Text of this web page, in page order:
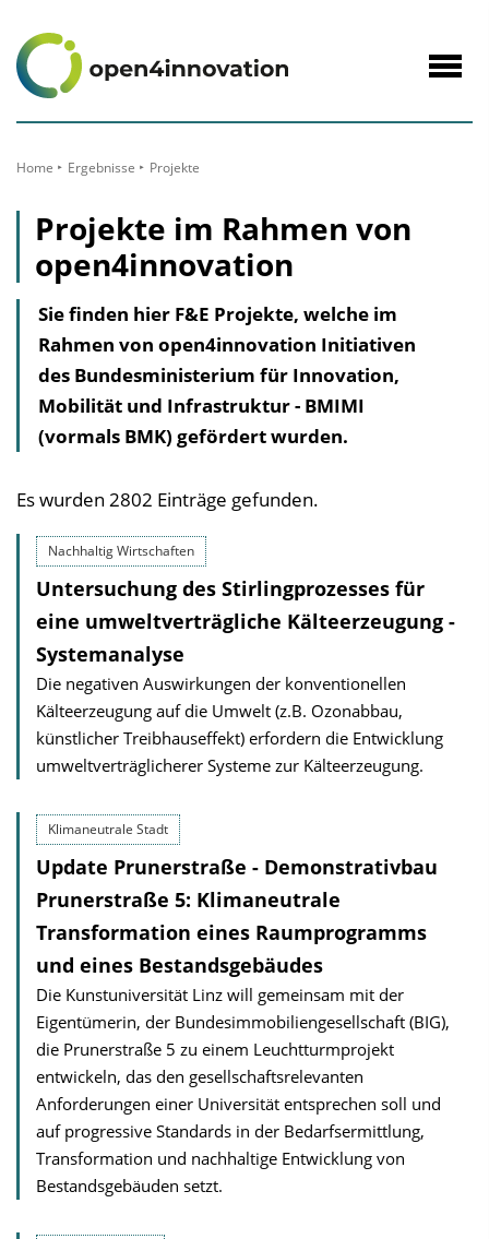
Inhalt
Home Ergebnisse Projekte
Projekte im Rahmen von
open4innovation
Sie finden hier F&E Projekte, welche im
Rahmen von open4innovation Initiativen
des Bundesministerium für Innovation,
Mobilität und Infrastruktur - BMIMI
(vormals BMK) gefördert wurden.
Es wurden 2802 Einträge gefunden.
Nachhaltig Wirtschaften
Untersuchung des Stirlingprozesses für
eine umweltverträgliche Kälteerzeugung -
Systemanalyse
Die negativen Auswirkungen der konventionellen
Kälteerzeugung auf die Umwelt (z.B. Ozonabbau,
künstlicher Treibhauseffekt) erfordern die Entwicklung
umweltverträglicherer Systeme zur Kälteerzeugung.
Klimaneutrale Stadt
Update Prunerstraße - Demonstrativbau
Prunerstraße 5: Klimaneutrale
Transformation eines Raumprogramms
und eines Bestands­gebäudes
Die Kunstuniversität Linz will gemeinsam mit der
Eigentümerin, der Bundes­immobilien­gesellschaft (BIG),
die Prunerstraße 5 zu einem Leuchtturmprojekt
entwickeln, das den gesellschaftsrelevanten
Anforderungen einer Universität entsprechen soll und
auf progressive Standards in der Bedarfsermittlung,
Transformation und nachhaltige Entwicklung von
Bestandsgebäuden setzt.